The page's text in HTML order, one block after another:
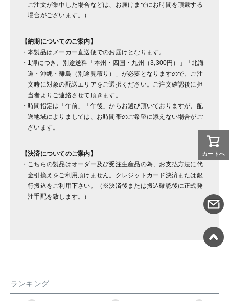
ご注文が集中した場合などは、お届けまでにお時間を頂戴する
場合がございます。）
【納期についてのご案内】
本製品はメーカー直送便でのお届けとなります。
1脚につき、別途送料「本州・四国・九州（3,300円）」「北海
道・沖縄・離島（別途見積り）」が必要となりますので、ご注
文時に対象の配送エリアをご選択ください。ご注文確認後に担
当者よりご連絡させて頂きます。
時間指定は「午前」「午後」からお選び頂いておりますが、配
送地域によりましては、お時間帯のご希望に添えない場合がご
ざいます。
【決済についてのご案内】
こちらの製品はオーダー及び受注生産品の為、お支払方法に代
金引換えをご利用頂けません。クレジットカード決済または銀
行振込をご利用下さい。（※決済後または振込確認後に正式発
注手配を致します。）
ランキング
カートへ